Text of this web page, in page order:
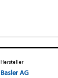
Hersteller
Basler AG